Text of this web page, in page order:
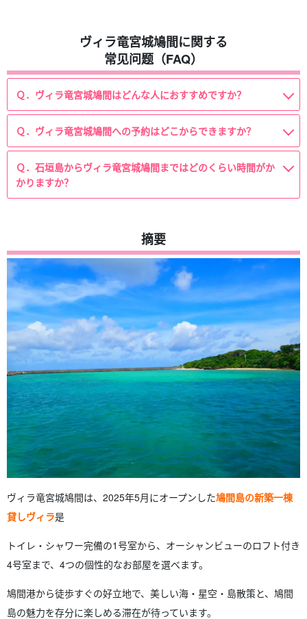
ヴィラ竜宮城鳩間に関する
常见问题（FAQ）
Ｑ．ヴィラ竜宮城鳩間はどんな人におすすめですか？
Ｑ．ヴィラ竜宮城鳩間への予約はどこからできますか？
Ｑ．石垣島からヴィラ竜宮城鳩間まではどのくらい時間がか
かりますか？
摘要
ヴィラ竜宮城鳩間は、2025年5月にオープンした鳩間島の新築一棟
貸しヴィラ是
トイレ・シャワー完備の1号室から、オーシャンビューのロフト付き
4号室まで、4つの個性的なお部屋を選べます。
鳩間港から徒歩すぐの好立地で、美しい海・星空・島散策と、鳩間
島の魅力を存分に楽しめる滞在が待っています。